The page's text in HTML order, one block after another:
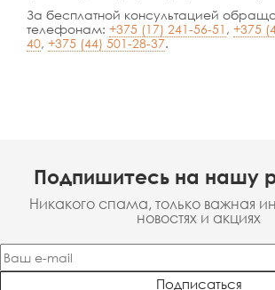
За бесплатной консультацией
телефонам: +375 (17) 241-56-51 , +375
40, +375 (44) 501-28-37.
Подпишитесь на нашу
Никакого спама, только важная
новостях и акциях